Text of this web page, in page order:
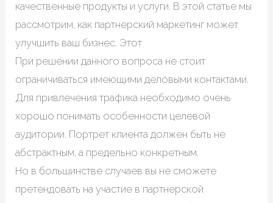
качественные продукты и услуги. В этой статье мы
рассмотрим, как партнерский маркетинг может
улучшить ваш бизнес. Этот
При решении данного вопроса не стоит
ограничиваться имеющими деловыми контактами.
Для привлечения трафика необходимо очень
хорошо понимать особенности целевой
аудитории. Портрет клиента должен быть не
абстрактным, а предельно конкретным.
Но в большинстве случаев вы не сможете
претендовать на участие в партнерской